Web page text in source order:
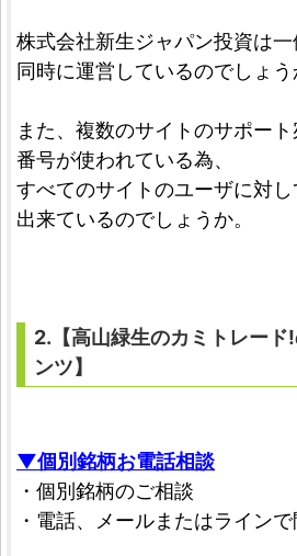
株式会社新生ジャパン投資は
同時に運営しているのでしょう
また、複数のサイトのサポー
番号が使われている為、
すべてのサイトのユーザに対
出来ているのでしょうか。
2.【高山緑生のカミトレード
ンツ】
▼個別銘柄お電話相談
・個別銘柄のご相談
・電話、メールまたはライン